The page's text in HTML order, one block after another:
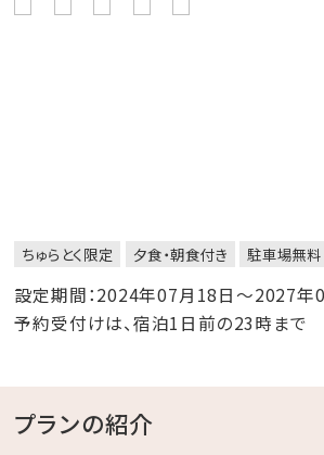
ちゅらとく限定 夕食・朝食付き 駐車場無料
設定期間：2024年07月18日～2027年
予約受付けは、宿泊1日前の23時まで
プランの紹介